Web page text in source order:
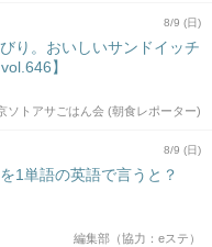
8/9 (日)
り。おいしいサンドイッチ
】
ソトアサごはん会 (朝食レポーター)
8/9 (日)
1単語の英語で言うと？
編集部（協力：eステ）